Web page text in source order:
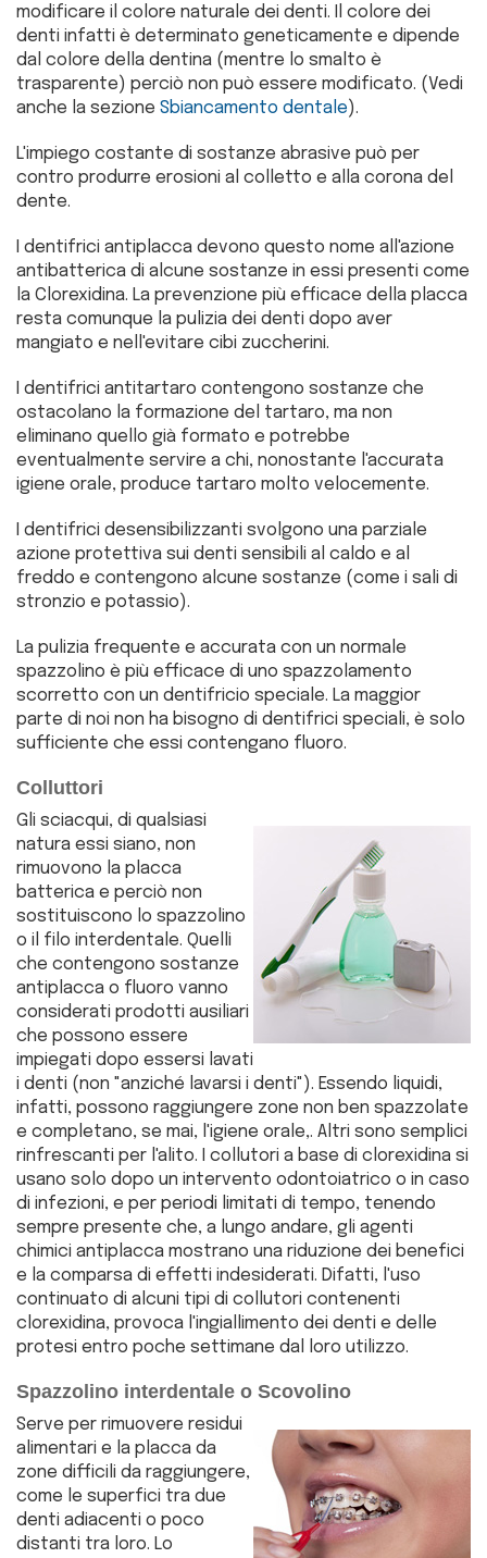
modificare il colore naturale dei denti. Il colore dei
denti infatti è determinato geneticamente e dipende
dal colore della dentina (mentre lo smalto è
trasparente) perciò non può essere modificato. (Vedi
anche la sezione Sbiancamento dentale).
L'impiego costante di sostanze abrasive può per
contro produrre erosioni al colletto e alla corona del
dente.
I dentifrici antiplacca devono questo nome all'azione
antibatterica di alcune sostanze in essi presenti come
la Clorexidina. La prevenzione più efficace della placca
resta comunque la pulizia dei denti dopo aver
mangiato e nell'evitare cibi zuccherini.
I dentifrici antitartaro contengono sostanze che
ostacolano la formazione del tartaro, ma non
eliminano quello già formato e potrebbe
eventualmente servire a chi, nonostante l'accurata
igiene orale, produce tartaro molto velocemente.
I dentifrici desensibilizzanti svolgono una parziale
azione protettiva sui denti sensibili al caldo e al
freddo e contengono alcune sostanze (come i sali di
stronzio e potassio).
La pulizia frequente e accurata con un normale
spazzolino è più efficace di uno spazzolamento
scorretto con un dentifricio speciale. La maggior
parte di noi non ha bisogno di dentifrici speciali, è solo
sufficiente che essi contengano fluoro.
Colluttori
Gli sciacqui, di qualsiasi
natura essi siano, non
rimuovono la placca
batterica e perciò non
sostituiscono lo spazzolino
o il filo interdentale. Quelli
che contengono sostanze
antiplacca o fluoro vanno
considerati prodotti ausiliari
che possono essere
impiegati dopo essersi lavati
i denti (non "anziché lavarsi i denti"). Essendo liquidi,
infatti, possono raggiungere zone non ben spazzolate
e completano, se mai, l'igiene orale,. Altri sono semplici
rinfrescanti per l'alito. I collutori a base di clorexidina si
usano solo dopo un intervento odontoiatrico o in caso
di infezioni, e per periodi limitati di tempo, tenendo
sempre presente che, a lungo andare, gli agenti
chimici antiplacca mostrano una riduzione dei benefici
e la comparsa di effetti indesiderati. Difatti, l'uso
continuato di alcuni tipi di collutori contenenti
clorexidina, provoca l'ingiallimento dei denti e delle
protesi entro poche settimane dal loro utilizzo.
Spazzolino interdentale o Scovolino
Serve per rimuovere residui
alimentari e la placca da
zone difficili da raggiungere,
come le superfici tra due
denti adiacenti o poco
distanti tra loro. Lo